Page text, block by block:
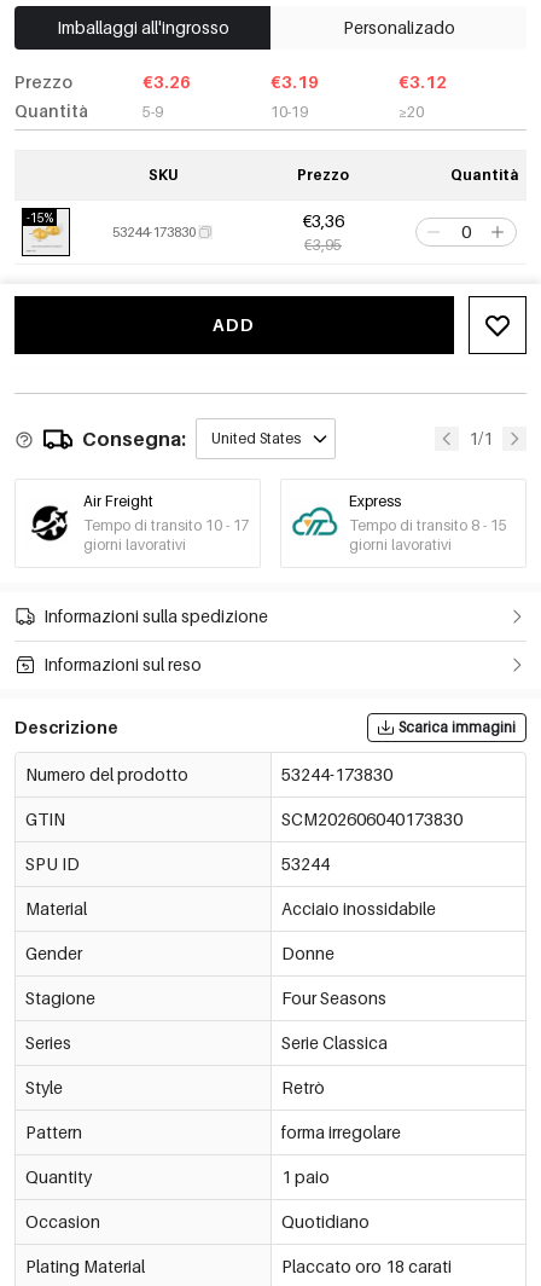
Imballaggi all'ingrosso Personalizado
Prezzo
Quantità
€3.26
5-9
€3.19
10-19
€3.12
≥20
SKU Prezzo Quantità
-15%
53244-173830
€3,36
€3,95
ADD
Consegna: United States 1/1
Air Freight
Tempo di transito 10 - 17
giorni lavorativi
Express
Tempo di transito 8 - 15
giorni lavorativi
Informazioni sulla spedizione
Informazioni sul reso
Descrizione Scarica immagini
Numero del prodotto 53244-173830
GTIN SCM202606040173830
SPU ID 53244
Material Acciaio inossidabile
Gender Donne
Stagione Four Seasons
Series Serie Classica
Style Retrò
Pattern forma irregolare
Quantity 1 paio
Occasion Quotidiano
Plating Material Placcato oro 18 carati